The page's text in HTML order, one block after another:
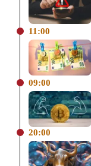
11:00
09:00
20:00